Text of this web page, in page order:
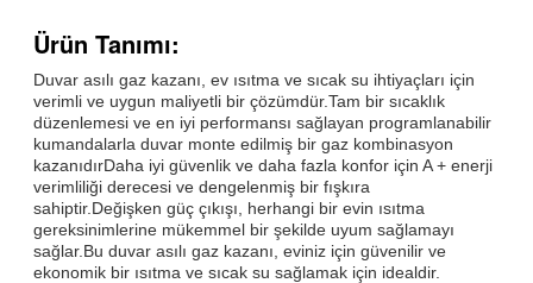
Ürün Tanımı:
Duvar asılı gaz kazanı, ev ısıtma ve sıcak su ihtiyaçları için
verimli ve uygun maliyetli bir çözümdür.Tam bir sıcaklık
düzenlemesi ve en iyi performansı sağlayan programlanabilir
kumandalarla duvar monte edilmiş bir gaz kombinasyon
kazanıdırDaha iyi güvenlik ve daha fazla konfor için A + enerji
verimliliği derecesi ve dengelenmiş bir fışkıra
sahiptir.Değişken güç çıkışı, herhangi bir evin ısıtma
gereksinimlerine mükemmel bir şekilde uyum sağlamayı
sağlar.Bu duvar asılı gaz kazanı, eviniz için güvenilir ve
ekonomik bir ısıtma ve sıcak su sağlamak için idealdir.